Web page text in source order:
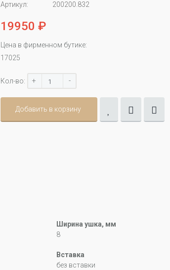
Артикул:
200200.832
19950 ₽
Цена в фирменном бутике:
17025
Кол-во: + -
Добавить в корзину
Ширина ушка, мм
8
Вставка
без вставки